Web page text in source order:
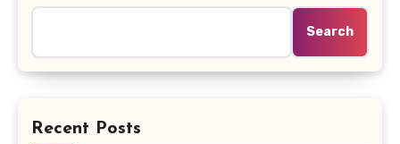
Search
Recent Posts